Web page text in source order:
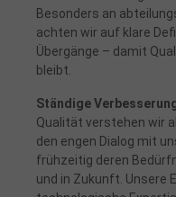
Besonders an
achten wir auf klare
Übergänge – damit
bleibt.
Ständige
Qualität verstehen wir
den engen Dialog mit
frühzeitig deren
und in Zukunft. Unsere